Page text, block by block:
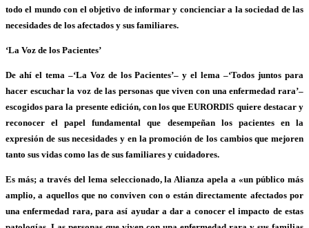
todo el mundo con el objetivo de informar y concienciar a la sociedad de las
necesidades de los afectados y sus familiares.
‘La Voz de los Pacientes’
De ahí el tema –‘La Voz de los Pacientes’– y el lema –‘Todos juntos para
hacer escuchar la voz de las personas que viven con una enfermedad rara’–
escogidos para la presente edición, con los que EURORDIS quiere destacar y
reconocer el papel fundamental que desempeñan los pacientes en la
expresión de sus necesidades y en la promoción de los cambios que mejoren
tanto sus vidas como las de sus familiares y cuidadores.
Es más; a través del lema seleccionado, la Alianza apela a «un público más
amplio, a aquellos que no conviven con o están directamente afectados por
una enfermedad rara, para así ayudar a dar a conocer el impacto de estas